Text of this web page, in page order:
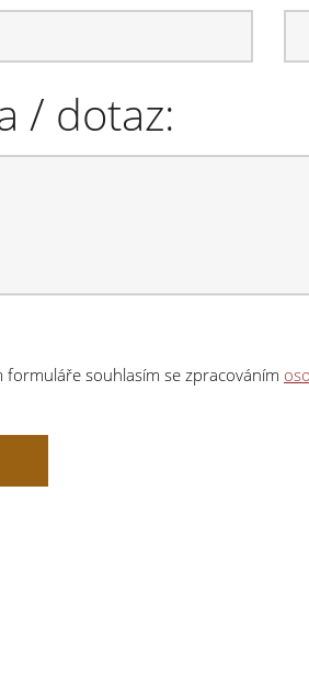
/ dotaz:
formuláře souhlasím se zpracováním